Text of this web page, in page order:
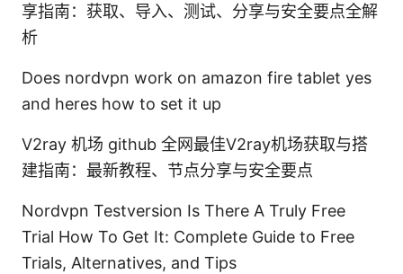
享指南：获取、导入、测试、分享与安全要点全解
析
Does nordvpn work on amazon fire tablet yes
and heres how to set it up
V2ray 机场 github 全网最佳V2ray机场获取与搭
建指南：最新教程、节点分享与安全要点
Nordvpn Testversion Is There A Truly Free
Trial How To Get It: Complete Guide to Free
Trials, Alternatives, and Tips